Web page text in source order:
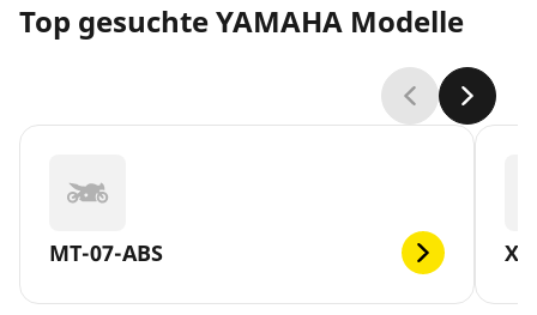
Top gesuchte YAMAHA Modelle
MT-07-ABS